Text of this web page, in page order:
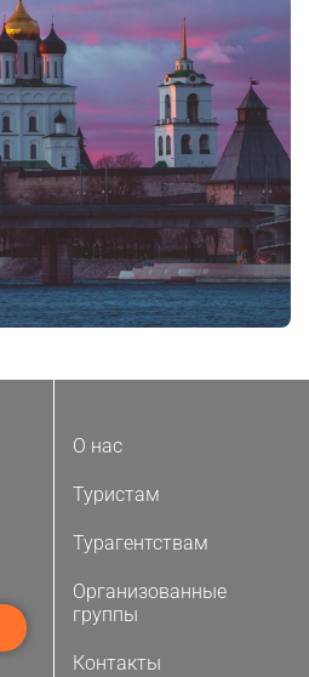
О нас
Туристам
Турагентствам
Организованные
группы
Контакты